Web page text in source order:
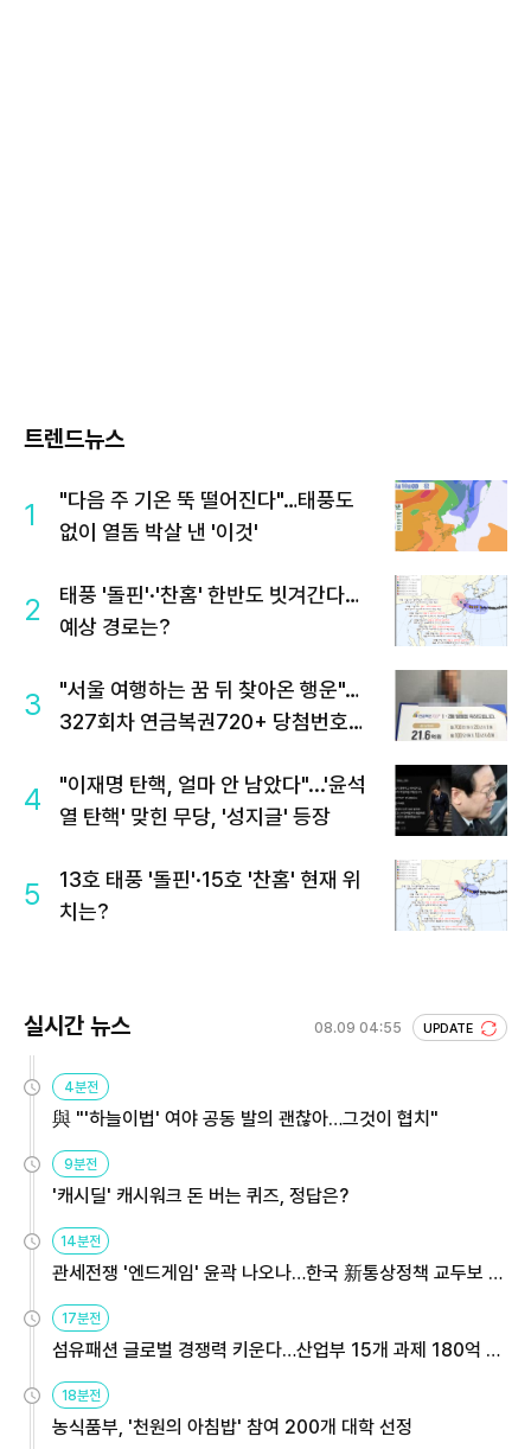
트렌드뉴스
1
"다음 주 기온 뚝 떨어진다"…태풍도
없이 열돔 박살 낸 '이것'
2
태풍 '돌핀'·'찬홈' 한반도 빗겨간다…
예상 경로는?
3
"서울 여행하는 꿈 뒤 찾아온 행운"…
327회차 연금복권720+ 당첨번호조
4
"이재명 탄핵, 얼마 안 남았다"...'윤석
열 탄핵' 맞힌 무당, '성지글' 등장
5
13호 태풍 '돌핀'·15호 '찬홈' 현재 위
치는?
실시간 뉴스 08.09 04:55 UPDATE
4분전
與 "'하늘이법' 여야 공동 발의 괜찮아…그것이 협치"
9분전
'캐시딜' 캐시워크 돈 버는 퀴즈, 정답은?
14분전
관세전쟁 '엔드게임' 윤곽 나오나…한국 新통상정책 교두보 활
17분전
섬유패션 글로벌 경쟁력 키운다…산업부 15개 과제 180억 지
18분전
농식품부, '천원의 아침밥' 참여 200개 대학 선정